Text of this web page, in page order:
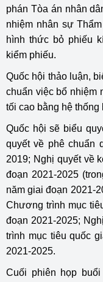
phán Tòa án nhân
nhiệm nhân sự
hình thức bỏ phiếu
kiểm phiếu.
Quốc hội thảo luận,
chuẩn việc bổ nhiệm
tối cao bằng hệ
Quốc hội sẽ biểu
quyết về phê chuẩn
2019; Nghị quyết về
đoạn 2021-2025
năm giai đoạn 2021-
Chương trình mục
đoạn 2021-2025;
trình mục tiêu quốc
2021-2025.
Cuối phiên họp